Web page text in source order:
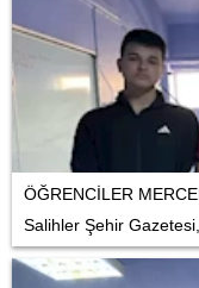
ÖĞRENCİLER
Salihler Şehir